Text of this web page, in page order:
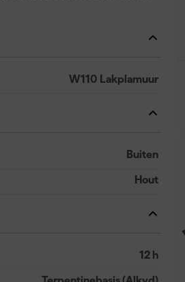
W110 Lakplamuur
Buiten
Hout
12 h